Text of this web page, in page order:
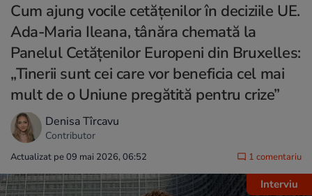
Cum ajung vocile cetățenilor în deciziile UE.
Ada-Maria Ileana, tânăra chemată la
Panelul Cetățenilor Europeni din Bruxelles:
„Tinerii sunt cei care vor beneficia cel mai
mult de o Uniune pregătită pentru crize”
Denisa Tîrcavu
Contributor
Actualizat pe 09 mai 2026, 06:52 1 comentariu
Interviu